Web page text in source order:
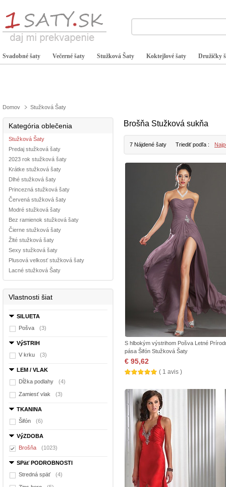
Svadobné šaty Večerné šaty Stužková Šaty Koktejlové šaty Družičky
Domov Stužková Šaty
Kategória oblečenia
Stužková Šaty
Predaj stužková šaty
2023 rok stužková šaty
Krátke stužková šaty
Dlhé stužková šaty
Princezná stužková šaty
Červená stužková šaty
Modré stužková šaty
Bez ramienok stužková šaty
Čierne stužková šaty
Žlté stužková šaty
Sexy stužková šaty
Plusová velkosť stužková šaty
Lacné stužková Šaty
Vlastnosti šiat
SILUETA
Pošva
(3)
VýSTRIH
V krku
(3)
LEM / VLAK
Dĺžka podlahy
(4)
Zamiesť vlak (3)
TKANINA
Šifón
(6)
VýZDOBA
Brošňa
(1023)
SPäť PODROBNOSTI
Stredná späť
(4)
Brošňa Stužková sukňa
7 Nájdené šaty Triediť podľa :
S hlbokým výstrihom Pošva Letné
pása Šifón Stužková Šaty
€ 95,62
( 1 avis )